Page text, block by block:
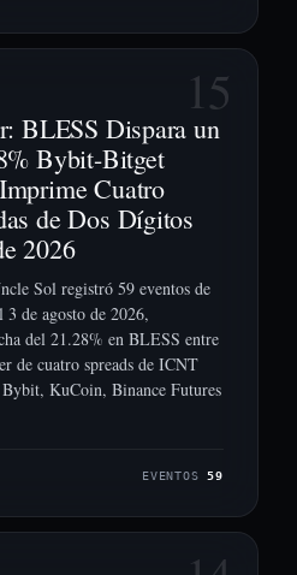
15
BLESS Dispara un
Bybit-Bitget
Cuatro
de Dos Dígitos
2026
Sol registró 59 eventos de
3 de agosto de 2026,
del 21.28% en BLESS entre
de cuatro spreads de ICNT
Bybit, KuCoin, Binance Futures
EVENTOS 59